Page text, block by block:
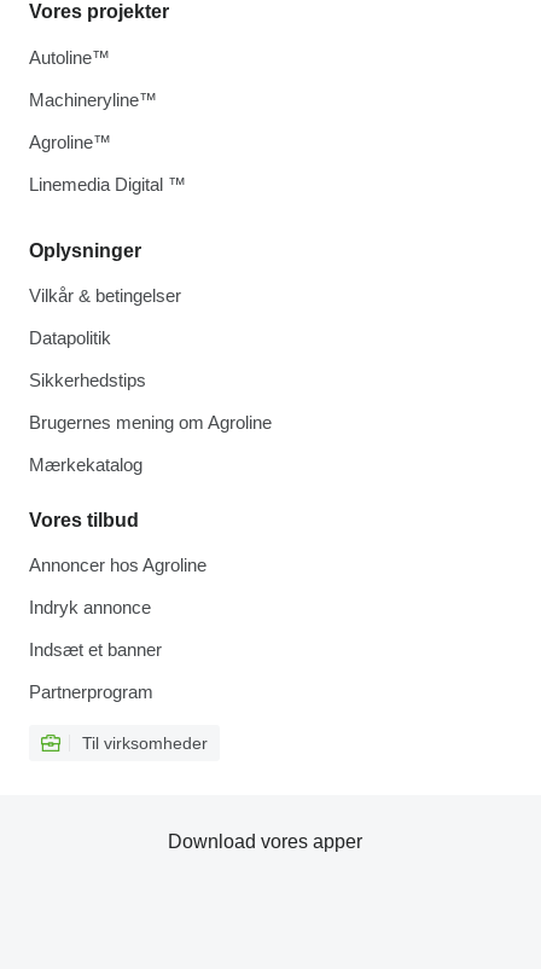
Oplysninger
Vilkår & betingelser
Datapolitik
Sikkerhedstips
Brugernes mening om Agroline
Mærkekatalog
Vores tilbud
Annoncer hos Agroline
Indryk annonce
Indsæt et banner
Partnerprogram
Til virksomheder
Vores projekter
Autoline™
Machineryline™
Agroline™
Linemedia Digital ™
Download vores apper